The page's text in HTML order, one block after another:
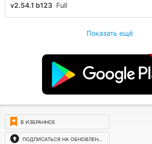
v2.54.1 b123 Full
Показать ещё
В ИЗБРАННОЕ
ПОДПИСАТЬСЯ НА ОБНОВЛЕНИЯ